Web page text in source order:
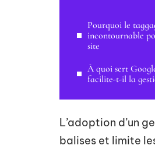
Pourquoi le
incontournable
site
À quoi sert
facilite-t-il la
L’adoption d’un
balises et limite